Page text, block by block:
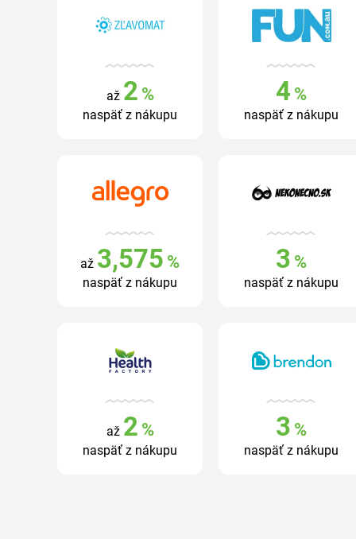
až 2 %
naspäť z nákupu
4 %
naspäť z nákupu
až 3,575 %
naspäť z nákupu
3 %
naspäť z nákupu
až 2 %
naspäť z nákupu
3 %
naspäť z nákupu